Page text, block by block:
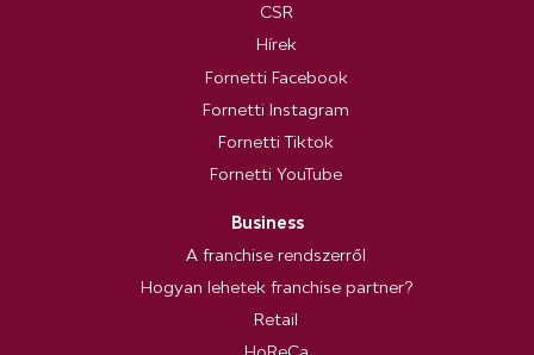
CSR
Hírek
Fornetti Facebook
Fornetti Instagram
Fornetti Tiktok
Fornetti YouTube
Business
A franchise rendszerről
Hogyan lehetek franchise partner?
Retail